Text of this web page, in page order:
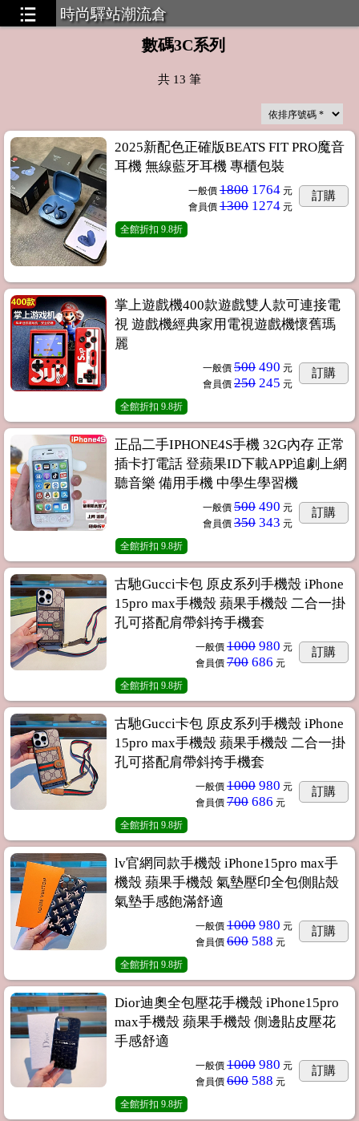
時尚驛站潮流倉
數碼3C系列
共 13 筆
2025新配色正確版BEATS FIT PRO魔音
耳機 無線藍牙耳機 專櫃包裝
一般價 1800 1764 元
會員價 1300 1274 元
訂購
全館折扣 9.8折
掌上遊戲機400款遊戲雙人款可連接電
視 遊戲機經典家用電視遊戲機懷舊瑪
麗
一般價 500 490 元
會員價 250 245 元
訂購
全館折扣 9.8折
正品二手IPHONE4S手機 32G內存 正常
插卡打電話 登蘋果ID下載APP追劇上網
聽音樂 備用手機 中學生學習機
一般價 500 490 元
會員價 350 343 元
訂購
全館折扣 9.8折
古馳Gucci卡包 原皮系列手機殼 iPhone
15pro max手機殼 蘋果手機殼 二合一掛
孔可搭配肩帶斜挎手機套
一般價 1000 980 元
會員價 700 686 元
訂購
全館折扣 9.8折
古馳Gucci卡包 原皮系列手機殼 iPhone
15pro max手機殼 蘋果手機殼 二合一掛
孔可搭配肩帶斜挎手機套
一般價 1000 980 元
會員價 700 686 元
訂購
全館折扣 9.8折
lv官網同款手機殼 iPhone15pro max手
機殼 蘋果手機殼 氣墊壓印全包側貼殼
氣墊手感飽滿舒適
一般價 1000 980 元
會員價 600 588 元
訂購
全館折扣 9.8折
Dior迪奧全包壓花手機殼 iPhone15pro
max手機殼 蘋果手機殼 側邊貼皮壓花
手感舒適
一般價 1000 980 元
會員價 600 588 元
訂購
全館折扣 9.8折